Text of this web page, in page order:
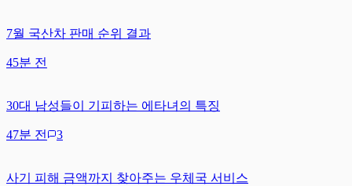
7월 국산차 판매 순위 결과
45분 전
30대 남성들이 기피하는 에타녀의 특징
47분 전 3
사기 피해 금액까지 찾아주는 우체국 서비스